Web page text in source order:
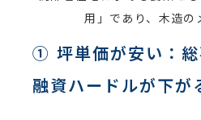
用」であり、木造の
① 坪単価が安い：総
融資ハードルが下が